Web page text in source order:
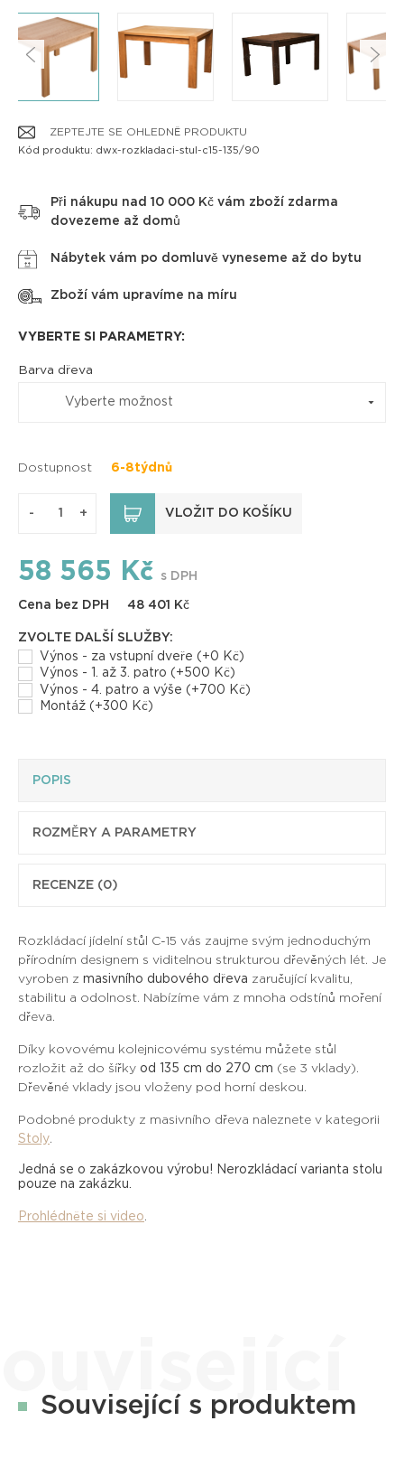
ZEPTEJTE SE OHLEDNĚ PRODUKTU
Kód produktu: dwx-rozkladaci-stul-c15-135/90
Při nákupu nad 10 000 Kč vám zboží zdarma
dovezeme až domů
Nábytek vám po domluvě vyneseme až do bytu
Zboží vám upravíme na míru
VYBERTE SI PARAMETRY:
Barva dřeva
Vyberte možnost
Dostupnost 6-8týdnů
- + VLOŽIT DO KOŠÍKU
58 565 Kč s DPH
Cena bez DPH 48 401 Kč
ZVOLTE DALŠÍ SLUŽBY:
Výnos - za vstupní dveře (+0 Kč)
Výnos - 1. až 3. patro (+500 Kč)
Výnos - 4. patro a výše (+700 Kč)
Montáž (+300 Kč)
POPIS
ROZMĚRY A PARAMETRY
RECENZE (0)
Rozkládací jídelní stůl C-15 vás zaujme svým jednoduchým
přírodním designem s viditelnou strukturou dřevěných lét. Je
vyroben z masivního dubového dřeva zaručující kvalitu,
stabilitu a odolnost. Nabízíme vám z mnoha odstínů moření
dřeva.
Díky kovovému kolejnicovému systému můžete stůl
rozložit až do šířky od 135 cm do 270 cm (se 3 vklady).
Dřevěné vklady jsou vloženy pod horní deskou.
Podobné produkty z masivního dřeva naleznete v kategorii
Stoly
Jedná se o zakázkovou výrobu! Nerozkládací varianta stolu
pouze na zakázku.
Prohlédněte si video
Související s produktem